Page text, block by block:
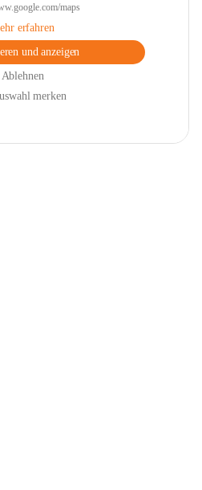
maps
erfahren
und anzeigen
Ablehnen
merken